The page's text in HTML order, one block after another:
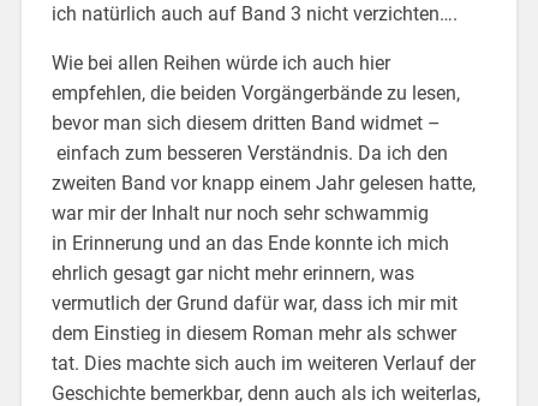
ich natürlich auch auf Band 3 nicht verzichten….
Wie bei allen Reihen würde ich auch hier
empfehlen, die beiden Vorgängerbände zu lesen,
bevor man sich diesem dritten Band widmet –
einfach zum besseren Verständnis. Da ich den
zweiten Band vor knapp einem Jahr gelesen hatte,
war mir der Inhalt nur noch sehr schwammig
in Erinnerung und an das Ende konnte ich mich
ehrlich gesagt gar nicht mehr erinnern, was
vermutlich der Grund dafür war, dass ich mir mit
dem Einstieg in diesem Roman mehr als schwer
tat. Dies machte sich auch im weiteren Verlauf der
Geschichte bemerkbar, denn auch als ich weiterlas,